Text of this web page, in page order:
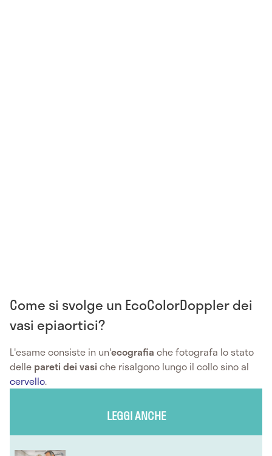
Come si svolge un EcoColorDoppler dei
vasi epiaortici?
L'esame consiste in un'ecografia che fotografa lo stato
delle pareti dei vasiche risalgono lungo il collo sino al
cervello.
LEGGI ANCHE